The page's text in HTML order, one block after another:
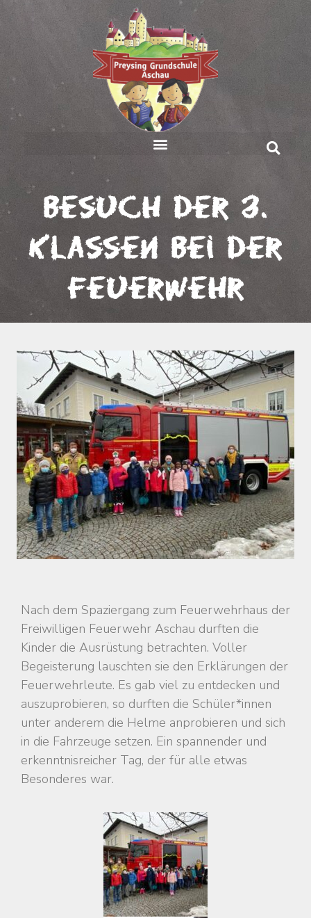
Besuch der 3.
Klassen bei der
Feuerwehr
Nach dem Spaziergang zum Feuerwehrhaus der
Freiwilligen Feuerwehr Aschau durften die
Kinder die Ausrüstung betrachten. Voller
Begeisterung lauschten sie den Erklärungen der
Feuerwehrleute. Es gab viel zu entdecken und
auszuprobieren, so durften die Schüler*innen
unter anderem die Helme anprobieren und sich
in die Fahrzeuge setzen. Ein spannender und
erkenntnisreicher Tag, der für alle etwas
Besonderes war.